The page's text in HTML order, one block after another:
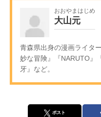
おおやまはじめ
大山元
青森県出身の漫画ライタ
妙な冒険』『NARUTO』
牙』など。
ポスト